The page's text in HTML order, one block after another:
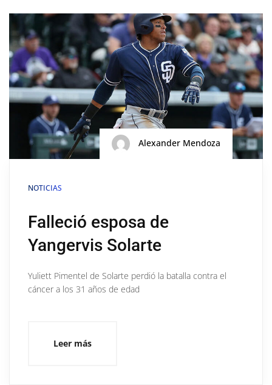
Alexander Mendoza
NOTICIAS
Falleció esposa de
Yangervis Solarte
Yuliett Pimentel de Solarte perdió la batalla contra el
cáncer a los 31 años de edad
Leer más